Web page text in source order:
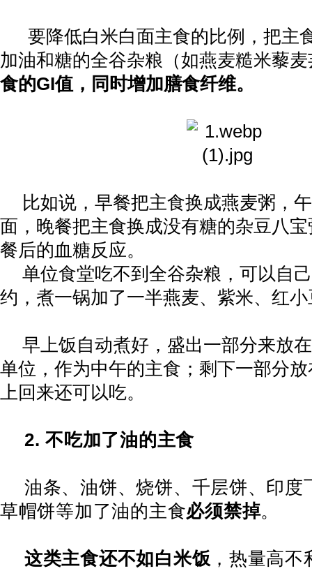
要降低白米白面主食的比例，把主
加油和糖的全谷杂粮（如燕麦糙米藜
食的GI值，同时增加膳食纤维。
比如说，早餐把主食换成燕麦粥，
面，晚餐把主食换成没有糖的杂豆八
餐后的血糖反应。
单位食堂吃不到全谷杂粮，可以自
约，煮一锅加了一半燕麦、紫米、红
早上饭自动煮好，盛出一部分来放
单位，作为中午的主食；剩下一部分
上回来还可以吃。
2.不吃加了油的主食
油条、油饼、烧饼、千层饼、印度
草帽饼等加了油的主食必须禁掉。
这类主食还不如白米饭 ，热量高